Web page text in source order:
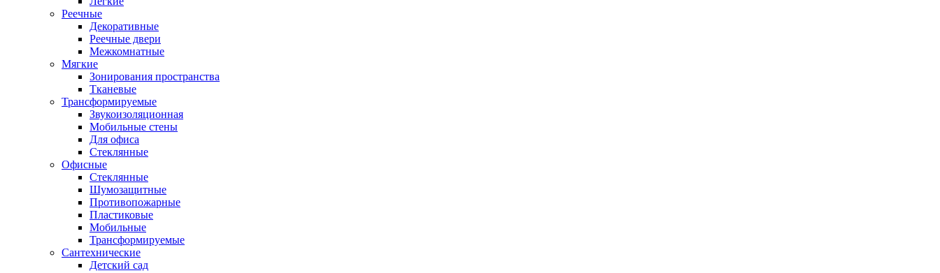
Реечные
Декоративные
Реечные двери
Межкомнатные
Мягкие
Зонирования пространства
Тканевые
Трансформируемые
Звукоизоляционная
Мобильные стены
Для офиса
Стеклянные
Офисные
Стеклянные
Шумозащитные
Противопожарные
Пластиковые
Мобильные
Трансформируемые
Сантехнические
Детский сад